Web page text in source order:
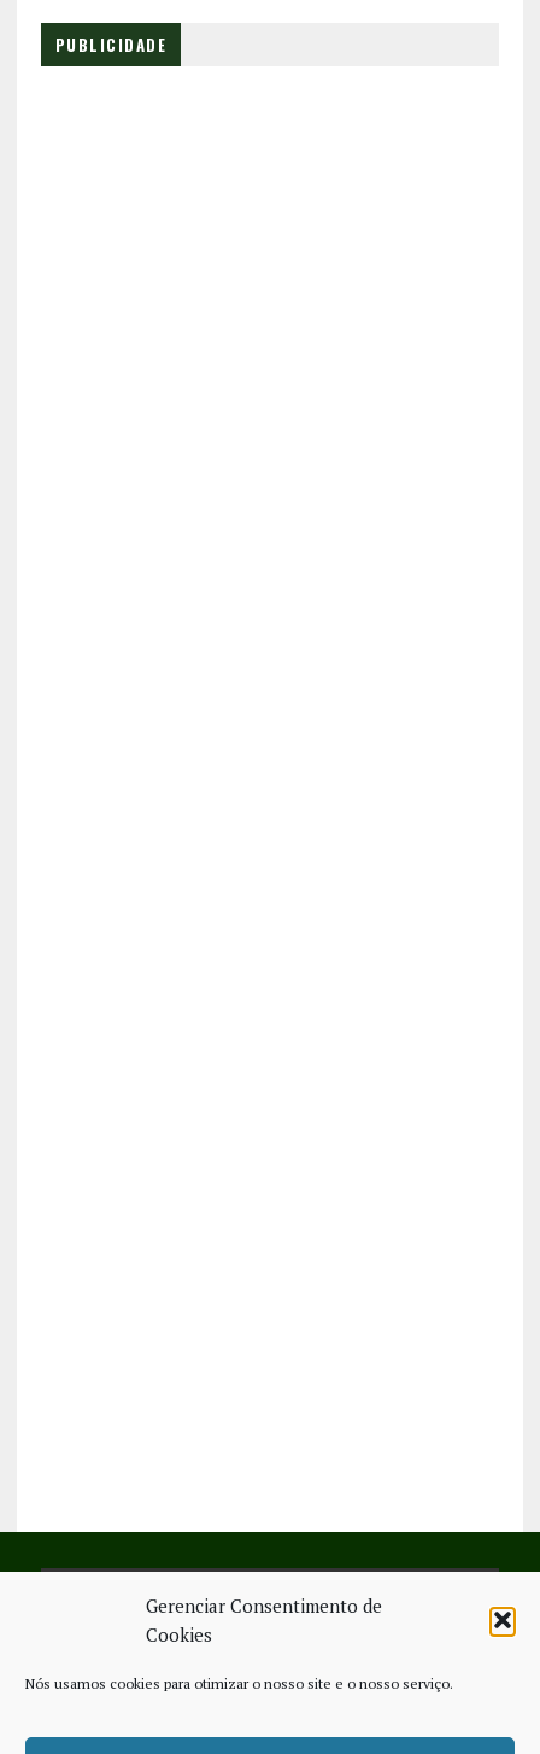
Gerenciar Consentimento de
Cookies
Nós usamos cookies para otimizar o nosso site e o nosso serviço.
PUBLICIDADE
SIGA-NOS NO FACEBOOK